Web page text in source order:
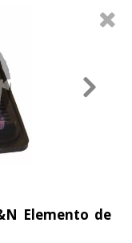
0
Elemento de